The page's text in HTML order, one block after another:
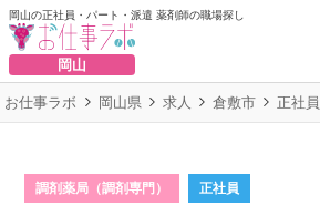
岡山の正社員・パート・派遣 薬剤師の職場探し
岡山
お仕事ラボ 岡山県 求人 倉敷市 正社員
調剤薬局（調剤専門） 正社員